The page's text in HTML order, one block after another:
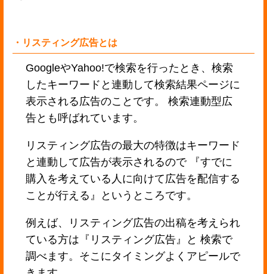
・リスティング広告とは
GoogleやYahoo!で検索を行ったとき、検索
したキーワードと連動して検索結果ページに
表示される広告のことです。 検索連動型広
告とも呼ばれています。
リスティング広告の最大の特徴はキーワード
と連動して広告が表示されるので 『すでに
購入を考えている人に向けて広告を配信する
ことが行える』というところです。
例えば、リスティング広告の出稿を考えられ
ている方は『リスティング広告』と 検索で
調べます。そこにタイミングよくアピールで